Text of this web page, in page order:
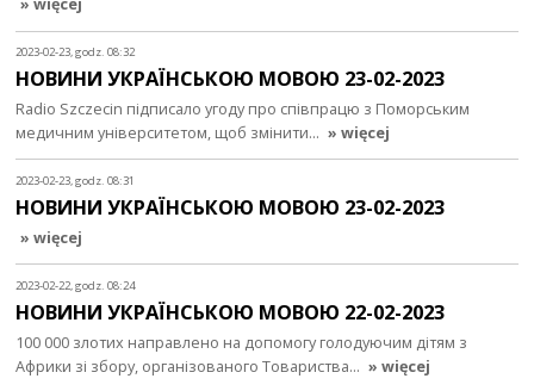
2023-02-23, godz. 08:32
НОВИНИ УКРАЇНСЬКОЮ МОВОЮ 23-02-2023
Radio Szczecin підписало угоду про співпрацю з Поморським
медичним університетом, щоб змінити… » więcej
2023-02-23, godz. 08:31
НОВИНИ УКРАЇНСЬКОЮ МОВОЮ 23-02-2023
» więcej
2023-02-22, godz. 08:24
НОВИНИ УКРАЇНСЬКОЮ МОВОЮ 22-02-2023
100 000 злотих направлено на допомогу голодуючим дітям з
Африки зі збору, організованого Товариства… » więcej